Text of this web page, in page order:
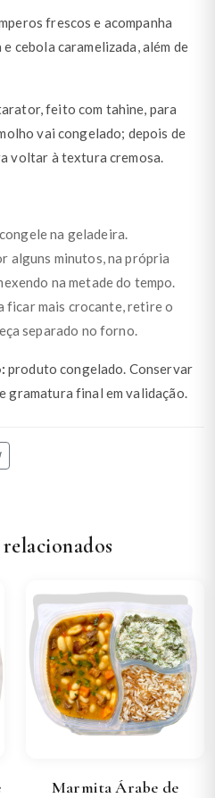
frescos e acompanha
cebola caramelizada, além de
feito com tahine, para
vai congelado; depois de
voltar à textura cremosa.
na geladeira.
alguns minutos, na própria
na metade do tempo.
ficar mais crocante, retire o
separado no forno.
produto congelado. Conservar
gramatura final em validação.
Marmita Árabe de